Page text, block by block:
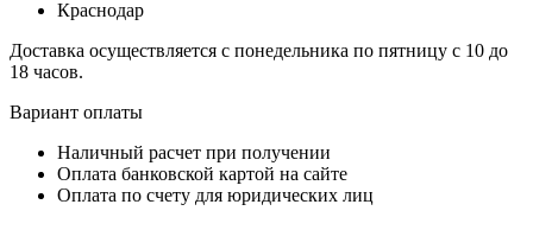
Краснодар
Доставка осуществляется с понедельника по пятницу с 10 до
18 часов.
Вариант оплаты
Наличный расчет при получении
Оплата банковской картой на сайте
Оплата по счету для юридических лиц